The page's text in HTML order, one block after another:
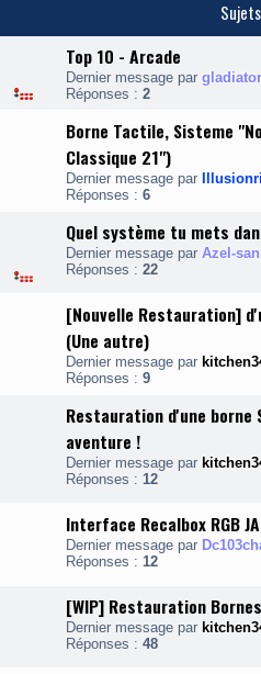
Sujets
Top 10 - Arcade
Dernier message par
Réponses : 2
Borne Tactile, Sisteme
Classique 21")
Dernier message par
Réponses : 6
Quel système tu mets
Dernier message par Azel-san
Réponses : 22
[Nouvelle Restauration]
(Une autre)
Dernier message par
Réponses : 9
Restauration d'une borne
aventure !
Dernier message par
Réponses : 12
Interface Recalbox RGB
Dernier message par
Réponses : 12
[WIP] Restauration
Dernier message par
Réponses : 48